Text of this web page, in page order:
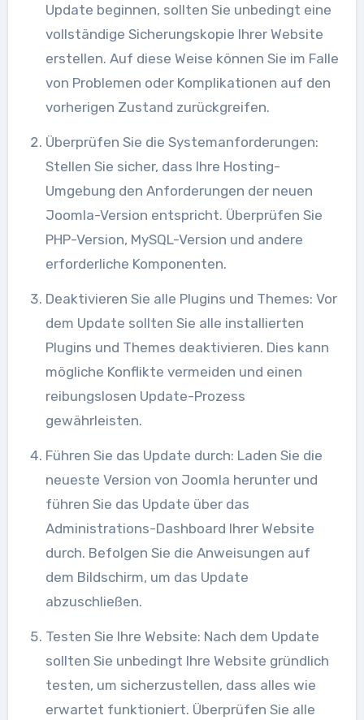
Update beginnen, sollten Sie unbedingt eine
vollständige Sicherungskopie Ihrer Website
erstellen. Auf diese Weise können Sie im Falle
von Problemen oder Komplikationen auf den
vorherigen Zustand zurückgreifen.
Überprüfen Sie die Systemanforderungen:
Stellen Sie sicher, dass Ihre Hosting-
Umgebung den Anforderungen der neuen
Joomla-Version entspricht. Überprüfen Sie
PHP-Version, MySQL-Version und andere
erforderliche Komponenten.
Deaktivieren Sie alle Plugins und Themes: Vor
dem Update sollten Sie alle installierten
Plugins und Themes deaktivieren. Dies kann
mögliche Konflikte vermeiden und einen
reibungslosen Update-Prozess
gewährleisten.
Führen Sie das Update durch: Laden Sie die
neueste Version von Joomla herunter und
führen Sie das Update über das
Administrations-Dashboard Ihrer Website
durch. Befolgen Sie die Anweisungen auf
dem Bildschirm, um das Update
abzuschließen.
Testen Sie Ihre Website: Nach dem Update
sollten Sie unbedingt Ihre Website gründlich
testen, um sicherzustellen, dass alles wie
erwartet funktioniert. Überprüfen Sie alle